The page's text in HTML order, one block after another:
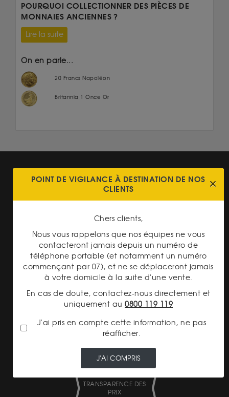
POURQUOI COLLECTIONNER DES PIÈCES DE
MONNAIES ANCIENNES ?
Lire la suite
On en parle...
20 Francs Napoléon
Britannia 1 Once Or
LIVRAISON ASSURÉE
PAIEMENT SECURISÉ
TRANSPARENCE DES
PRIX
POINT DE VIGILANCE À DESTINATION DE NOS
CLIENTS
Chers clients,
Nous vous rappelons que nos équipes ne vous
contacteront jamais depuis un numéro de
téléphone portable (et notamment un numéro
commençant par 07), et ne se déplaceront jamais
à votre domicile à la suite d'une vente.
En cas de doute, contactez-nous directement et
uniquement au 0800 119 119
J'ai pris en compte cette information, ne pas
réafficher.
J'AI COMPRIS